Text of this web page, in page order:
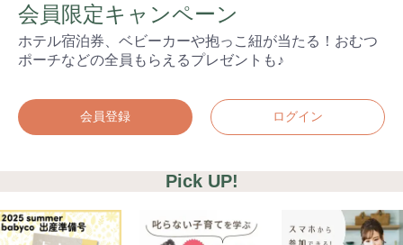
会員限定キャンペーン
ホテル宿泊券、ベビーカーや抱っこ紐が当たる！おむつ
ポーチなどの全員もらえるプレゼントも♪
会員登録 ログイン
Pick UP!